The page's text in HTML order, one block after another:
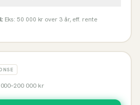
Eks: 50 000 kr over 3 år, eff. rente
–200 000kr